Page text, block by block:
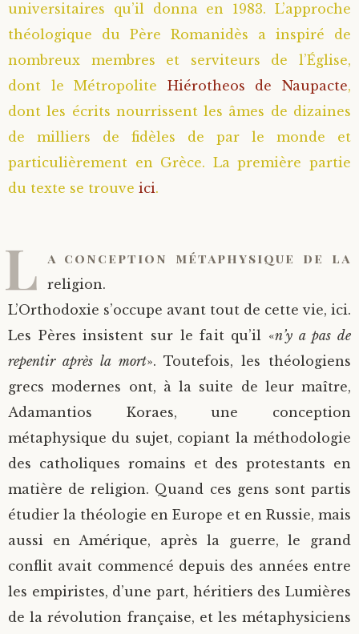
universitaires qu’il donna en 1983. L’approche
théologique du Père Romanidès a inspiré de
nombreux membres et serviteurs de l’Église,
dont le Métropolite Hiérotheos de Naupacte,
dont les écrits nourrissent les âmes de dizaines
de milliers de fidèles de par le monde et
particulièrement en Grèce. La première partie
du texte se trouveici.
L a conception métaphysique de la
religion.
L’Orthodoxie s’occupe avant tout de cette vie, ici.
Les Pères insistent sur le fait qu’il «n’y a pas de
repentir après la mort». Toutefois, les théologiens
grecs modernes ont, à la suite de leur maître,
Adamantios Koraes, une conception
métaphysique du sujet, copiant la méthodologie
des catholiques romains et des protestants en
matière de religion. Quand ces gens sont partis
étudier la théologie en Europe et en Russie, mais
aussi en Amérique, après la guerre, le grand
conflit avait commencé depuis des années entre
les empiristes, d’une part, héritiers des Lumières
de la révolution française, et les métaphysiciens